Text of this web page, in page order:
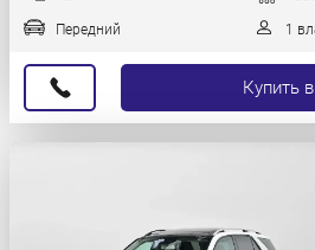
Передний 1
Купить